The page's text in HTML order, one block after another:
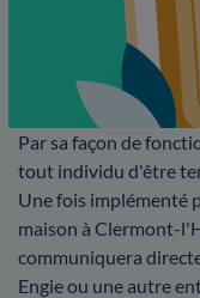
Par sa façon de
tout individu d'être
Une fois implémenté
maison à Clermont-
communiquera
Engie ou une autre